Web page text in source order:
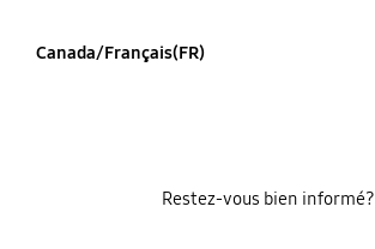
Canada/Français(FR)
Restez-vous bien informé?